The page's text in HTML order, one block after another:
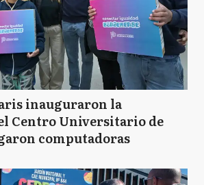
inauguraron la
Centro Universitario de
computadoras